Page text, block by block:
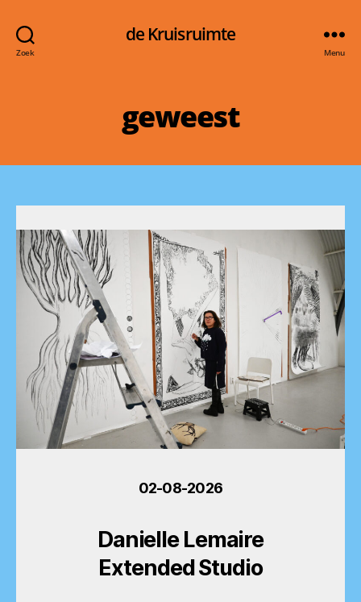
Zoek
de Kruisruimte
Menu
geweest
02-08-2026
Danielle Lemaire
Extended Studio